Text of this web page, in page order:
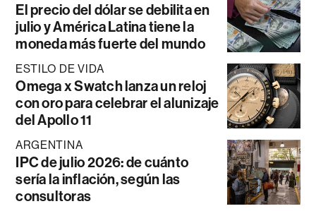
El precio del dólar se debilita en
julio y América Latina tiene la
moneda más fuerte del mundo
ESTILO DE VIDA
Omega x Swatch lanza un reloj
con oro para celebrar el alunizaje
del Apollo 11
ARGENTINA
IPC de julio 2026: de cuánto
sería la inflación, según las
consultoras